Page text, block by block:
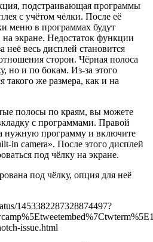
подстраивающая программы
с учётом чёлки. После её
меню в программах будут
экране. Недостаток функции
неё весь дисплей становится
сторон. Чёрная полоса
но и по бокам. Из-за этого
такого же размера, как и на
полосы по краям, вы можете
с программами. Правой
программу и включите
in camera». После этого дисплей
под чёлку на экране.
под чёлку, опция для неё
1453382287328874497?
issue.html